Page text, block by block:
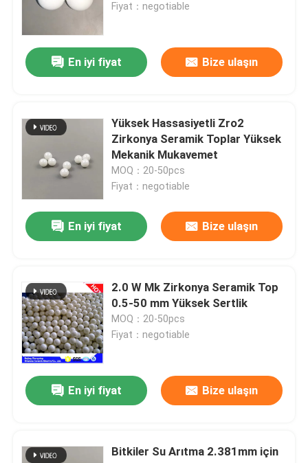
Bir teklif isteği
608 Seramik Rulmanlar
Hibrit Seramik Rulmanlar
Silikon Karbid Taşları
Seramik Makaralı Rulmanlar
Seramik Baskı yatağı
İleri Yapısal Seramikler
Silikon Nitrür Topu
Fiyat：negotiable
En iyi fiyat Bize ulaşın
Yüksek Hassasiyetli Zro2
Zirkonya Seramik Toplar Yüksek
Mekanik Mukavemet
MOQ：20-50pcs
Fiyat：negotiable
En iyi fiyat Bize ulaşın
2.0 W Mk Zirkonya Seramik Top
0.5-50 mm Yüksek Sertlik
MOQ：20-50pcs
Fiyat：negotiable
En iyi fiyat Bize ulaşın
Bitkiler Su Arıtma 2.381mm için